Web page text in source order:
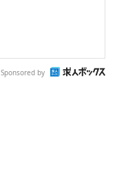
Sponsored by